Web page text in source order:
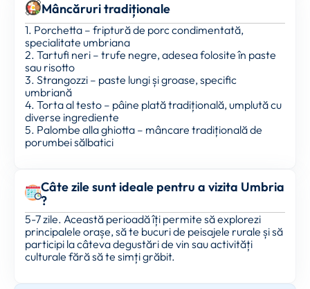
Mâncăruri tradiționale
1. Porchetta – friptură de porc condimentată,
specialitate umbriana
2. Tartufi neri – trufe negre, adesea folosite în paste
sau risotto
3. Strangozzi – paste lungi și groase, specific
umbriană
4. Torta al testo – pâine plată tradițională, umplută cu
diverse ingrediente
5. Palombe alla ghiotta – mâncare tradițională de
porumbei sălbatici
Câte zile sunt ideale pentru a vizita Umbria
?
5-7 zile. Această perioadă îți permite să explorezi
principalele orașe, să te bucuri de peisajele rurale și să
participi la câteva degustări de vin sau activități
culturale fără să te simți grăbit.